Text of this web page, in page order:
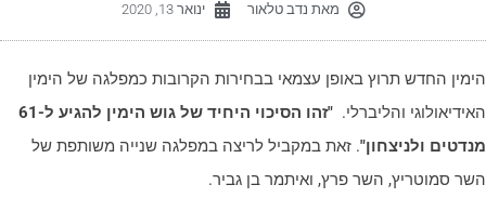
מאתנדב טלאור ינואר 13, 2020
החדש תרוץ באופן עצמאי בבחירות הקרובות כמפלגה של הימין
והליברלי.
"זהו הסיכוי היחיד של גוש הימין להגיע ל-61
ולניצחון". זאת במקביל לריצה במפלגה שנייה משותפת של
סמוטריץ, השר פרץ, ואיתמר בן גביר.